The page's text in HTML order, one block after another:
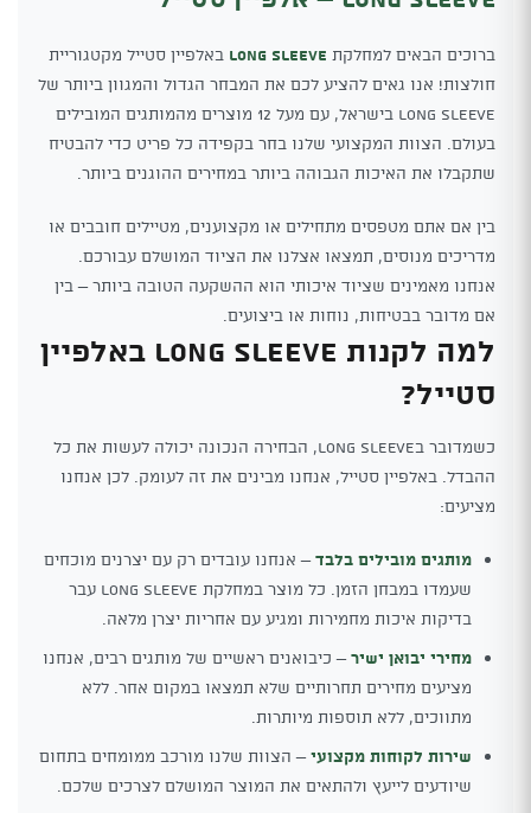
ברוכים הבאים למחלקת Long Sleeve באלפיין סטייל מקטגוריית
חולצות! אנו גאים להציע לכם את המבחר הגדול והמגוון ביותר של
Long Sleeve בישראל, עם מעל 12 מוצרים מהמותגים המובילים
בעולם. הצוות המקצועי שלנו בחר בקפידה כל פריט כדי להבטיח
שתקבלו את האיכות הגבוהה ביותר במחירים ההוגנים ביותר.
בין אם אתם מטפסים מתחילים או מקצוענים, מטיילים חובבים או
מדריכים מנוסים, תמצאו אצלנו את הציוד המושלם עבורכם.
אנחנו מאמינים שציוד איכותי הוא ההשקעה הטובה ביותר – בין
אם מדובר בבטיחות, נוחות או ביצועים.
למה לקנות Long Sleeve באלפיין
סטייל?
כשמדובר בLong Sleeve, הבחירה הנכונה יכולה לעשות את כל
ההבדל. באלפיין סטייל, אנחנו מבינים את זה לעומק. לכן אנחנו
מציעים:
מותגים מובילים בלבד– אנחנו עובדים רק עם יצרנים מוכחים
שעמדו במבחן הזמן. כל מוצר במחלקת Long Sleeve עבר
בדיקות איכות מחמירות ומגיע עם אחריות יצרן מלאה.
מחירי יבואן ישיר– כיבואנים ראשיים של מותגים רבים, אנחנו
מציעים מחירים תחרותיים שלא תמצאו במקום אחר. ללא
מתווכים, ללא תוספות מיותרות.
שירות לקוחות מקצועי– הצוות שלנו מורכב ממומחים בתחום
שיודעים לייעץ ולהתאים את המוצר המושלם לצרכים שלכם.